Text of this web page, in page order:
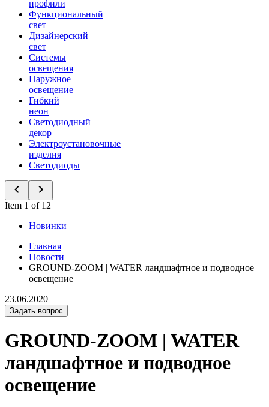
профили
Функциональный
свет
Дизайнерский
свет
Системы
освещения
Наружное
освещение
Гибкий
неон
Светодиодный
декор
Электроустановочные
изделия
Светодиоды
Item 1 of 12
Новинки
Главная
Новости
GROUND-ZOOM | WATER ландшафтное и подводное
освещение
23.06.2020
Задать вопрос
GROUND-ZOOM | WATER
ландшафтное и подводное
освещение